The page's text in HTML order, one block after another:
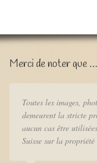
Merci de noter que …
Toutes les images,
demeurent la stricte
aucun cas être
Suisse sur la